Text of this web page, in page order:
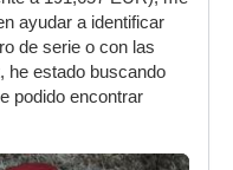
ayudar a identificar
de serie o con las
he estado buscando
podido encontrar